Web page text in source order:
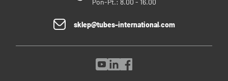
Pon-Pt.: 8.00 - 16.00
sklep@tubes-international.com